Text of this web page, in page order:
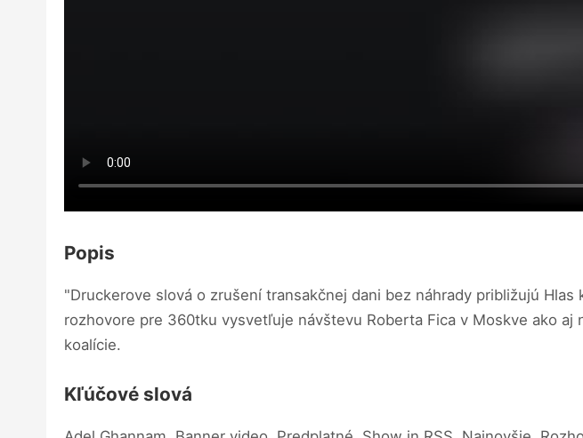
Popis
"Druckerove slová o zrušení transakčnej dani bez náhrady približujú
rozhovore pre 360tku vysvetľuje návštevu Roberta Fica v Moskve ako
koalície.
Kľúčové slová